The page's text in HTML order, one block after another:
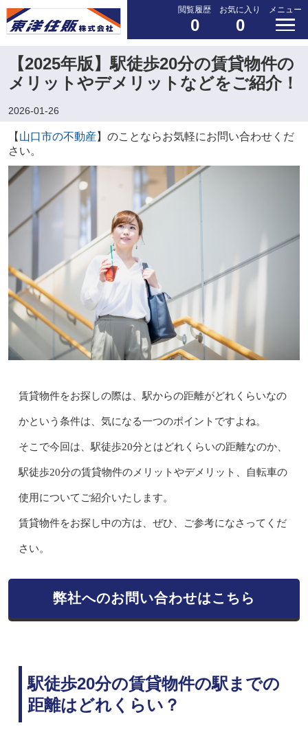
閲覧履歴
0
お気に入り
0
メニュー
【2025年版】駅徒歩20分の賃貸物件の
メリットやデメリットなどをご紹介！
2026-01-26
【 山口市の不動産】のことならお気軽にお問い合わせくだ
さい。
賃貸物件をお探しの際は、駅からの距離がどれくらいなの
かという条件は、気になる一つのポイントですよね。
そこで今回は、駅徒歩20分とはどれくらいの距離なのか、
駅徒歩20分の賃貸物件のメリットやデメリット、自転車の
使用についてご紹介いたします。
賃貸物件をお探し中の方は、ぜひ、ご参考になさってくだ
さい。
弊社へのお問い合わせはこちら
駅徒歩20分の賃貸物件の駅までの
距離はどれくらい？